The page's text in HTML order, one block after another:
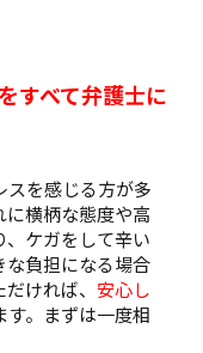
すべて弁護士に
スを感じる方が多
に横柄な態度や高
ケガをして辛い
な負担になる場合
ければ、 安心し
す。まずは一度相